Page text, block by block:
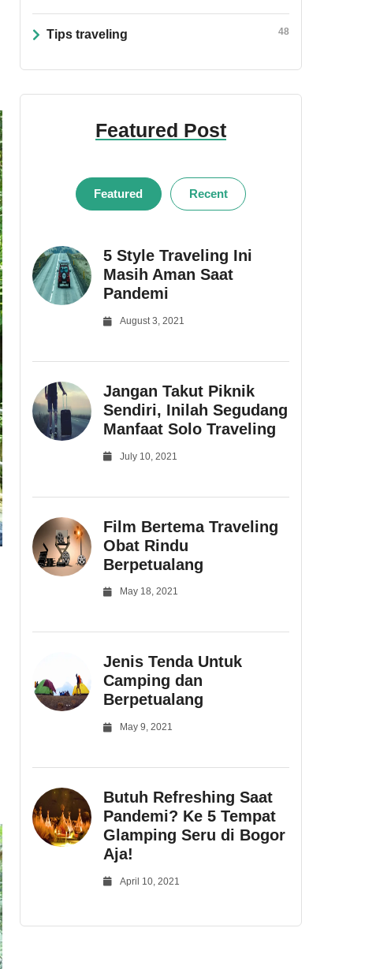
Tips traveling 48
Featured Post
Featured Recent
5 Style Traveling Ini
Masih Aman Saat
Pandemi
August 3, 2021
Jangan Takut Piknik
Sendiri, Inilah Segudang
Manfaat Solo Traveling
July 10, 2021
Film Bertema Traveling
Obat Rindu
Berpetualang
May 18, 2021
Jenis Tenda Untuk
Camping dan
Berpetualang
May 9, 2021
Butuh Refreshing Saat
Pandemi? Ke 5 Tempat
Glamping Seru di Bogor
Aja!
April 10, 2021